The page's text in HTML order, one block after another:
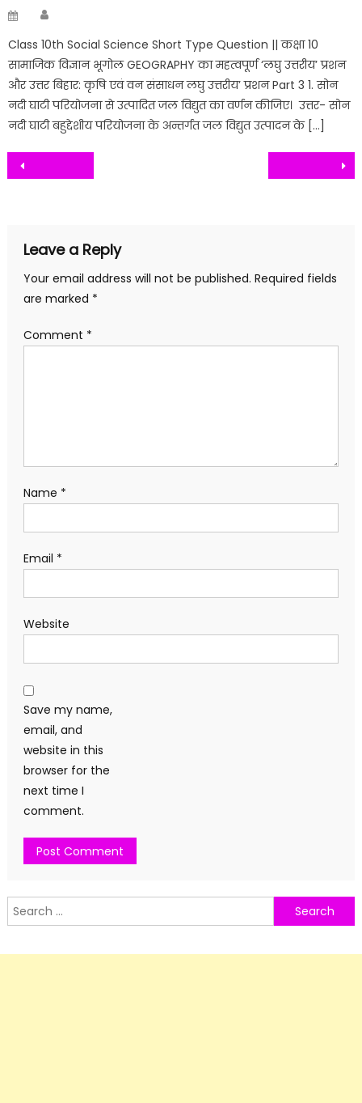
Posted
Class 10th Social Science Short Type Question || कक्षा 10
सामाजिक विज्ञान भूगोल GEOGRAPHY का महत्वपूर्ण ‘लघु उत्तरीय’ प्रशन
और उत्तर बिहार: कृषि एवं वन संसाधन लघु उत्तरीय’ प्रशन Part 3 1. सोन
नदी घाटी परियोजना से उत्पादित जल विद्युत का वर्णन कीजिए। उत्तर- सोन
नदी घाटी बहुद्देशीय परियोजना के अन्तर्गत जल विद्युत उत्पादन के […]
Post
Leave a Reply
Your email address will not be published. Required fields
are marked *
Comment *
Name *
Email *
Website
Save my name,
email, and
website in this
browser for the
next time I
comment.
Search
for: